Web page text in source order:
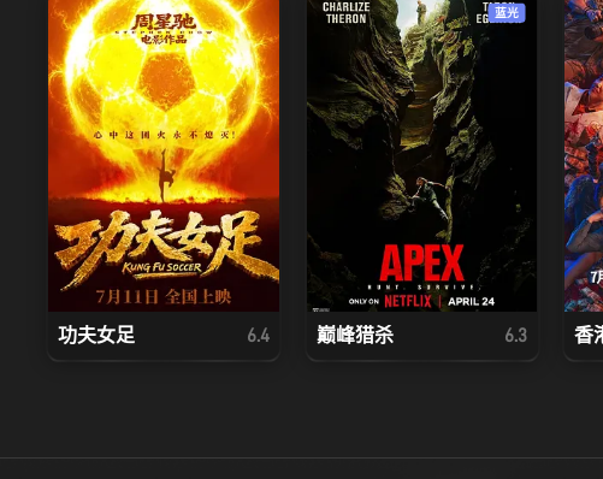
功夫女足 6.4
蓝光
巅峰猎杀 6.3 香